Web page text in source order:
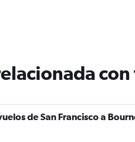
de San Francisco a